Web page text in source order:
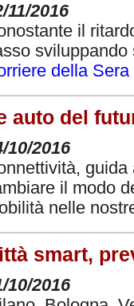
11/2016
il
sviluppando
della Sera
auto del
10/2016
il modo
nelle
smart,
10/2016